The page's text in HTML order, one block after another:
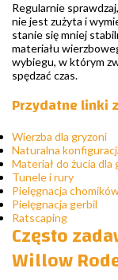
Regularnie
nie jest zużyta i
stanie się mniej
materiału
wybiegu, w którym
spędzać czas.
Przydatne linki
Wierzba dla gryzoni
Naturalna
Materiał do żucia dla
Tunele i rury
Pielęgnacja
Pielęgnacja gerbil
Ratscaping
Często
Willow